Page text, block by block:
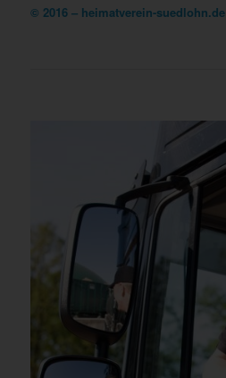
© 2016 – heimatverein-suedlohn.de